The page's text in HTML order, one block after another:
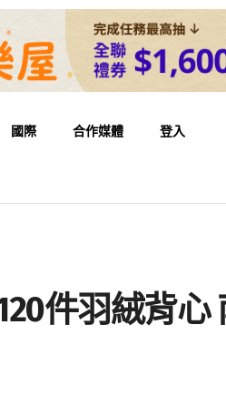
國際 合作媒體 登入
件羽絨背心